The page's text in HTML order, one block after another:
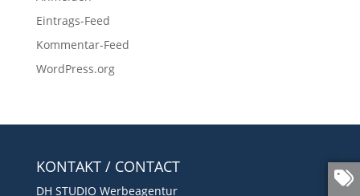
Eintrags-Feed
Kommentar-Feed
WordPress.org
KONTAKT / CONTACT
DH STUDIO Werbeagentur